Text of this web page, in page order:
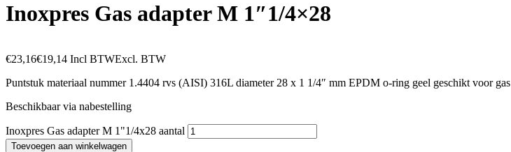
Inoxpres Gas adapter M 1″1/4×28
€23,16€19,14 Incl BTWExcl. BTW
Puntstuk materiaal nummer 1.4404 rvs (AISI) 316L diameter 28 x 1 1/4″ mm EPDM o-ring geel geschikt voor gas
Beschikbaar via nabestelling
Inoxpres Gas adapter M 1"1/4x28 aantal
Toevoegen aan winkelwagen